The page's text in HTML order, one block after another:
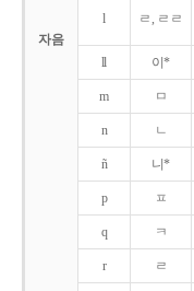
자음
l ㄹ, ㄹㄹ
ll 이*
m ㅁ
n ㄴ
ñ 니*
p ㅍ
q ㅋ
r ㄹ